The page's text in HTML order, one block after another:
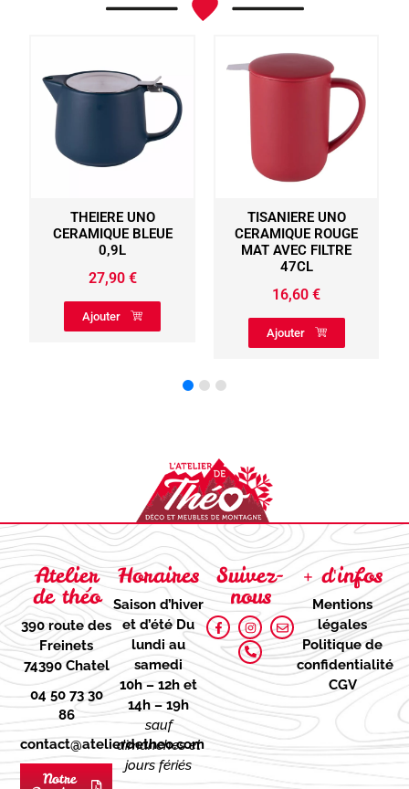
TISANIERE UNO
CERAMIQUE ROUGE
MAT AVEC FILTRE
Ajouter
THEIERE UNO
CERAMIQUE JAUNE
27,90
Atelier
de théo
390 route des
Freinets
74390 Chatel
04 50 73 30
86
contact@atelierdetheo.com
Notre
Horaires
Saison d’hiver
et d’étéDu
lundi au
samedi
10h – 12h et
14h – 19h
sauf
dimanches et
jours fériés
Suivez-
nous
+ d'infos
Mentions
légales
Politique de
confidentialité
CGV